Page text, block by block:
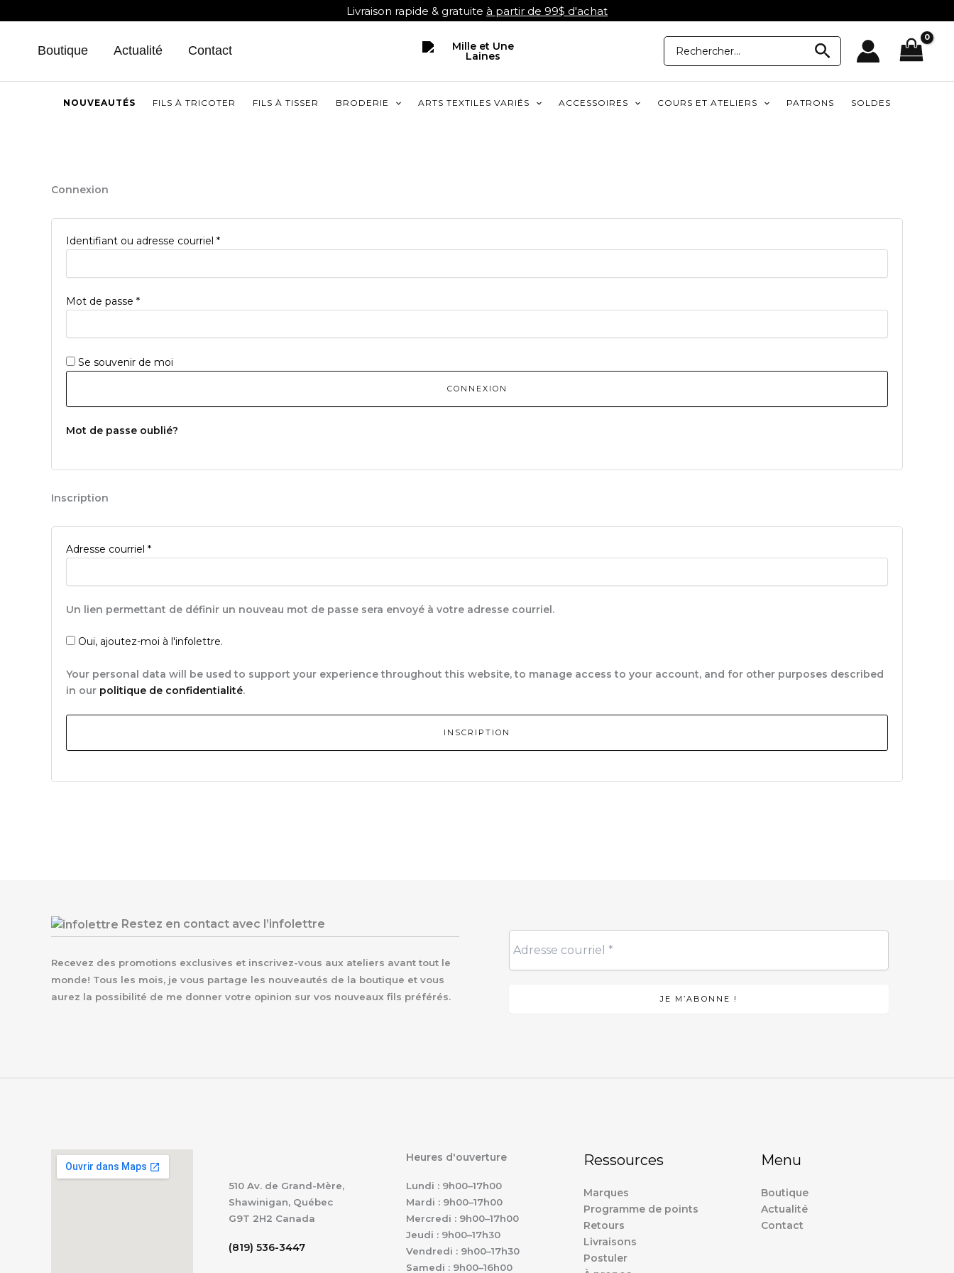
au
Livraison rapide & gratuite à partir de 99$ d'achat
Boutique Actualité Contact
Recherche
pour:
Recherche
NOUVEAUTÉS FILS À TRICOTER FILS À TISSER BRODERIE ARTS TEXTILES VARIÉS ACCESSOIRES COURS ET ATELIERS PATRONS SOLDES
Connexion
Identifiant ou adresse courriel *Obligatoire
Mot de passe *Obligatoire
Se souvenir de moi
CONNEXION
Mot de passe oublié?
Inscription
Adresse courriel *Obligatoire
Un lien permettant de définir un nouveau mot de passe sera envoyé à votre adresse courriel.
Oui, ajoutez-moi à l'infolettre.
Your personal data will be used to support your experience throughout this website, to manage access to your account, and for other purposes described
in our politique de confidentialité.
INSCRIPTION
Restez en contact avec l’infolettre
Recevez des promotions exclusives et inscrivez-vous aux ateliers avant tout le
monde! Tous les mois, je vous partage les nouveautés de la boutique et vous
aurez la possibilité de me donner votre opinion sur vos nouveaux fils préférés.
510 Av. de Grand-Mère,
Shawinigan, Québec
G9T 2H2 Canada
(819) 536-3447
Heures d'ouverture
Lundi : 9h00–17h00
Mardi : 9h00–17h00
Mercredi : 9h00–17h00
Jeudi : 9h00–17h30
Vendredi : 9h00–17h30
Samedi : 9h00–16h00
Ressources
Marques
Programme de points
Retours
Livraisons
Postuler
Menu
Boutique
Actualité
Contact